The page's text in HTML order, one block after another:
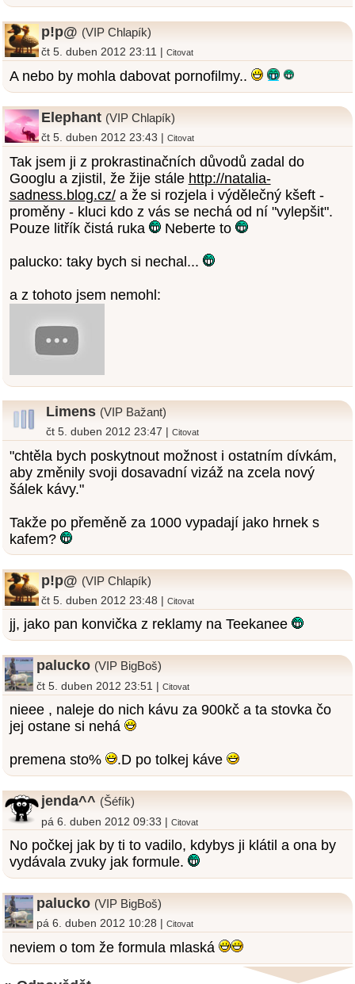
p!p@ (VIP Chlapík)
čt 5. duben 2012 23:11 |Citovat
A nebo by mohla dabovat pornofilmy..
Elephant (VIP Chlapík)
čt 5. duben 2012 23:43 |Citovat
Tak jsem ji z prokrastinačních důvodů zadal do
Googlu a zjistil, že žije stále http://natalia-
sadness.blog.cz/a že si rozjela i výdělečný kšeft -
proměny - kluci kdo z vás se nechá od ní "vylepšit".
Pouze litřík čistá ruka
Neberte to
palucko: taky bych si nechal...
a z tohoto jsem nemohl:
Limens (VIP Bažant)
čt 5. duben 2012 23:47 |Citovat
"chtěla bych poskytnout možnost i ostatním dívkám,
aby změnily svoji dosavadní vizáž na zcela nový
šálek kávy."
Takže po přeměně za 1000 vypadají jako hrnek s
kafem?
p!p@ (VIP Chlapík)
čt 5. duben 2012 23:48 |Citovat
jj, jako pan konvička z reklamy na Teekanee
palucko (VIP BigBoš)
čt 5. duben 2012 23:51 | Citovat
nieee , naleje do nich kávu za 900kč a ta stovka čo
jej ostane si nehá
premena sto% .D po tolkej káve
jenda^^ (Šéfík)
pá 6. duben 2012 09:33 |Citovat
No počkej jak by ti to vadilo, kdybys ji klátil a ona by
vydávala zvuky jak formule.
palucko (VIP BigBoš)
pá 6. duben 2012 10:28 | Citovat
neviem o tom že formula mlaská